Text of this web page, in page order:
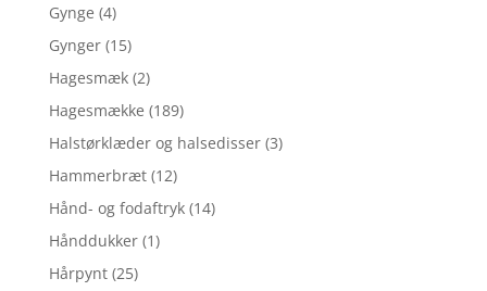
Gynge (4)
Gynger (15)
Hagesmæk (2)
Hagesmække (189)
Halstørklæder og halsedisser (3)
Hammerbræt (12)
Hånd- og fodaftryk (14)
Hånddukker (1)
Hårpynt (25)